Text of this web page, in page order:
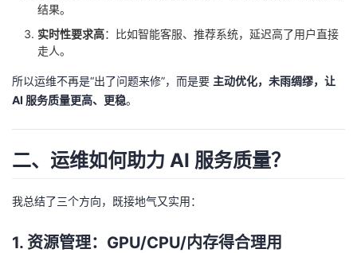
子
直
播
的
活
动
我
的
关
注
课
程
的
认
证
我
的
实
验
我
的
收
藏
术
支
持
云
声
建
议
结果。
实时性要求高：比如智能客服、推荐系统，延迟高了用户直接
走人。
所以运维不再是“出了问题来修”，而是要 主动优化，未雨绸缪，让
AI 服务质量更高、更稳。
二、运维如何助力 AI 服务质量？
我总结了三个方向，既接地气又实用：
1. 资源管理：GPU/CPU/内存得合理用